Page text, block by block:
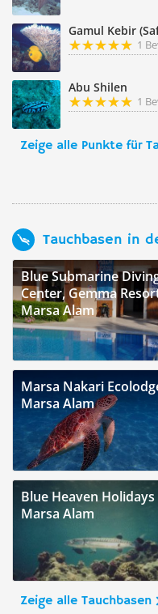
Gamul Kebir
1
Abu Shilen
1
Zeige alle Punkte für
Tauchbasen in
Blue Submarine
Center, Gemma
Marsa Alam
Marsa Nakari
Marsa Alam
Blue Heaven Holidays
Marsa Alam
Zeige alle Tauchbasen